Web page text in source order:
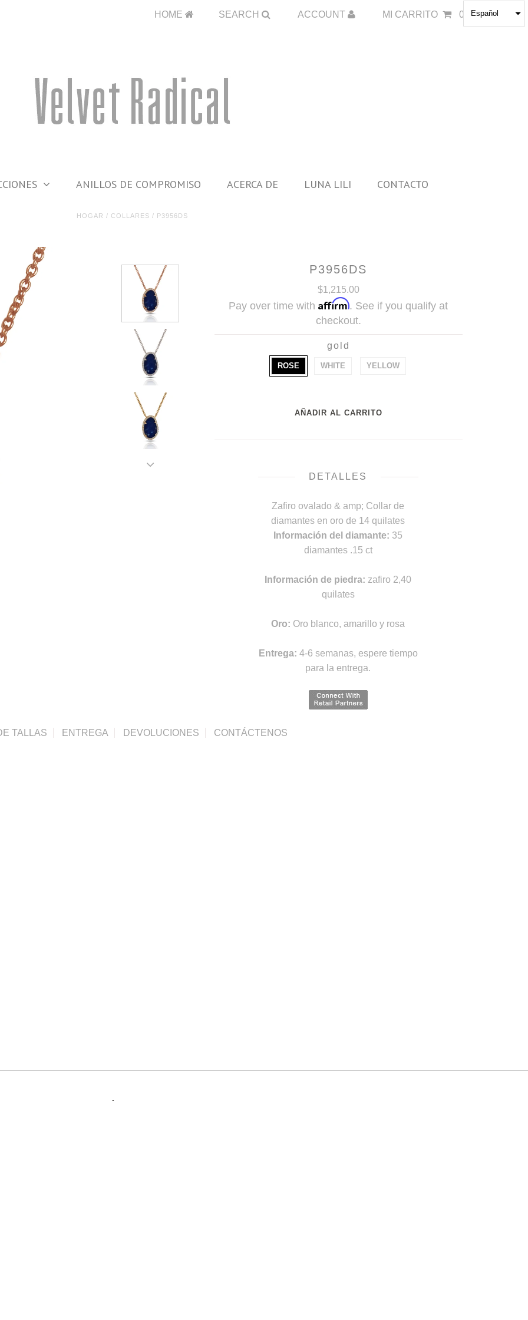
HOME SEARCH ACCOUNT MI CARRITO 0
ANILLOS DE COMPROMISO ACERCA DE LUNA LILI CONTACTO
HOGAR / COLLARES / P3956DS
P3956DS
$1,215.00
Pay over time with Affirm. See if you qualify at
checkout.
gold
ROSE WHITE YELLOW
DETALLES
Zafiro ovalado & amp; Collar de
diamantes en oro de 14 quilates
Información del diamante: 35
diamantes .15 ct
Información de piedra: zafiro 2,40
quilates
Oro: Oro blanco, amarillo y rosa
Entrega: 4-6 semanas, espere tiempo
para la entrega.
TALLAS ENTREGA DEVOLUCIONES CONTÁCTENOS
Español